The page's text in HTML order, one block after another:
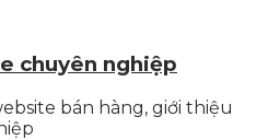
chuyên nghiệp
bán hàng, giới thiệu